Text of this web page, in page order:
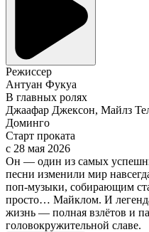
Режиссер
Антуан Фукуа
В главных ролях
Джаафар Джексон, Майлз
Доминго
Старт проката
c 28 мая 2026
Он — один из самых
песни изменили мир
поп-музыки, собирающим
просто… Майклом. И
жизнь — полная взлётов и
головокружительной славе.